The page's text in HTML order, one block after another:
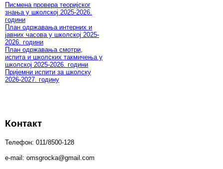
Писмена провера теоријског
знања у школској 2025-2026.
години
План одржавања интерних и
јавних часова у школској 2025-
2026. години
План одржавања смотри,
испита и школских такмичења у
школској 2025-2026. години
Пријемни испити за школску
2026-2027. годину
Контакт
Телефон: 011/8500-128
e-mail: omsgrocka@gmail.com